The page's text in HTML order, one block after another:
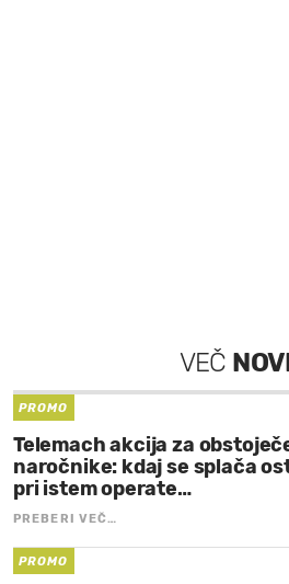
VEČ
PROMO
Telemach akcija za
naročnike: kdaj se splača
pri istem operate…
PREBERI VEČ…
PROMO